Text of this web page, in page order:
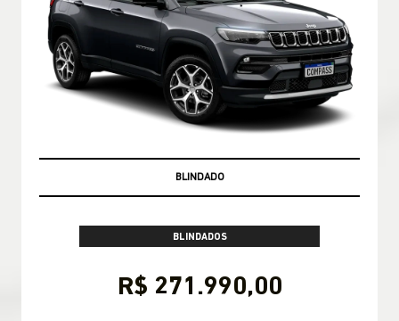
PRONTA-ENTREGA
BLINDADOS
R$ 271.990,00